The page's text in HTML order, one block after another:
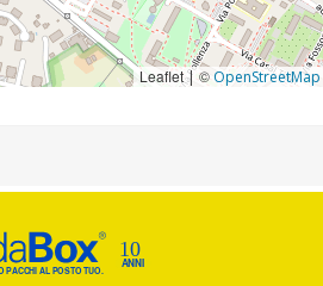
Leaflet|© OpenStreetMap